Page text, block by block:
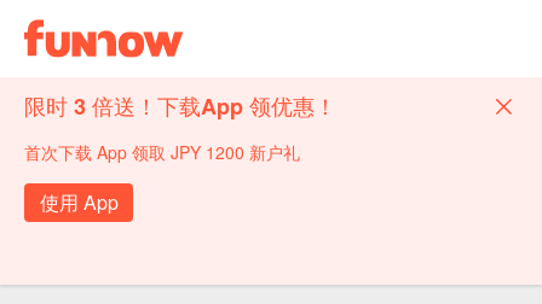
限时 3 倍送！下载App 领优惠！
首次下载 App 领取 JPY 1200 新户礼
使用 App